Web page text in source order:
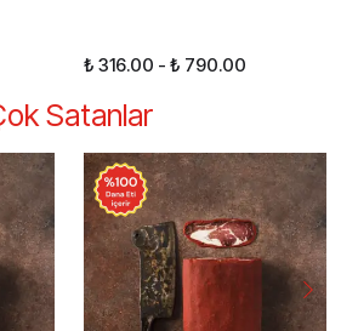
₺ 316.00 - ₺ 790.00
Satanlar